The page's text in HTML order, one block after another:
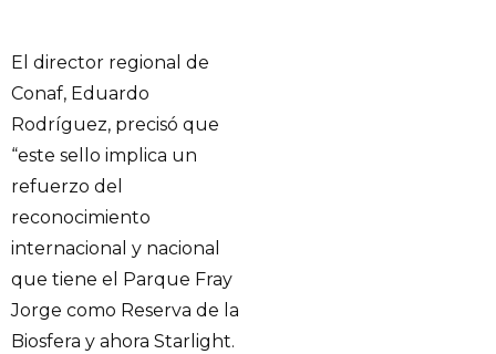
El director regional de
Conaf, Eduardo
Rodríguez, precisó que
“este sello implica un
refuerzo del
reconocimiento
internacional y nacional
que tiene el Parque Fray
Jorge como Reserva de la
Biosfera y ahora Starlight.